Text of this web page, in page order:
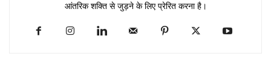
आंतरिक शक्ति से जुड़ने के लिए प्रेरित करना है।